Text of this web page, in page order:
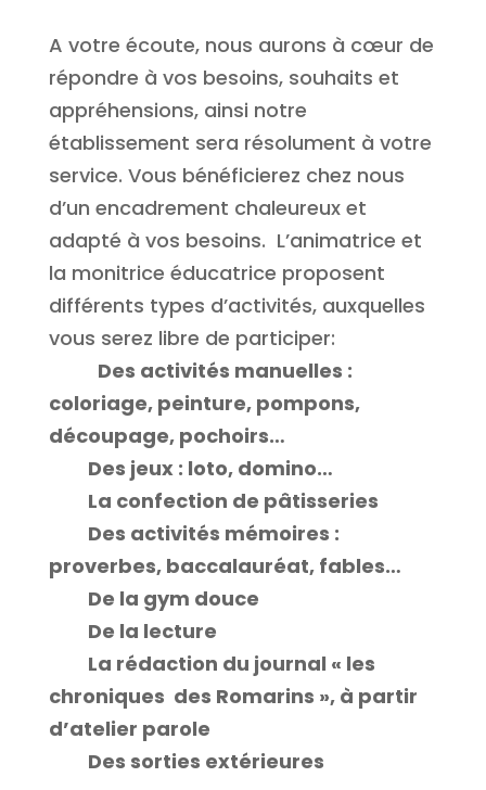
A votre écoute, nous aurons à cœur de
répondre à vos besoins, souhaits et
appréhensions, ainsi notre
établissement sera résolument à votre
service. Vous bénéficierez chez nous
d’un encadrement chaleureux et
adapté à vos besoins. L’animatrice et
la monitrice éducatrice proposent
différents types d’activités, auxquelles
vous serez libre de participer:
Des activités manuelles :
coloriage, peinture, pompons,
découpage, pochoirs…
Des jeux : loto, domino…
La confection de pâtisseries
Des activités mémoires :
proverbes, baccalauréat, fables…
De la gym douce
De la lecture
La rédaction du journal « les
chroniques des Romarins », à partir
d’atelier parole
Des sorties extérieures